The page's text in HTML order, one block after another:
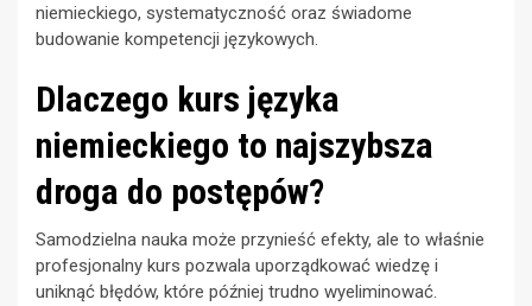
niemieckiego, systematyczność oraz świadome
budowanie kompetencji językowych.
Dlaczego kurs języka
niemieckiego to najszybsza
droga do postępów?
Samodzielna nauka może przynieść efekty, ale to właśnie
profesjonalny kurs pozwala uporządkować wiedzę i
uniknąć błędów, które później trudno wyeliminować.